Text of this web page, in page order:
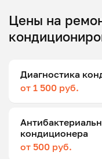
Цены на
Диагностика
от 1 500 руб.
кондиционера
от 500 руб.